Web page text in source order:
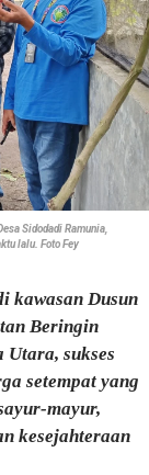
Sidodadi Ramunia,
lalu. Foto Fey
kawasan Dusun
Beringin
Utara, sukses
setempat yang
mayur,
kesejahteraan